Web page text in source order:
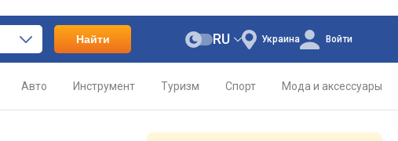
Найти Украина
RU Войти
Авто Инструмент Туризм Спорт Мода и аксессуары